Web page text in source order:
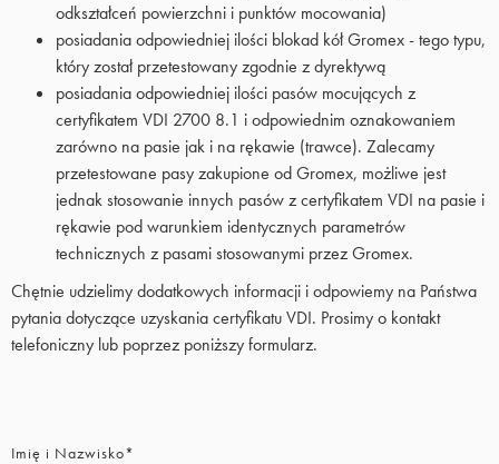
odkształceń powierzchni i punktów mocowania)
posiadania odpowiedniej ilości blokad kół Gromex - tego typu,
który został przetestowany zgodnie z dyrektywą
posiadania odpowiedniej ilości pasów mocujących z
certyfikatem VDI 2700 8.1 i odpowiednim oznakowaniem
zarówno na pasie jak i na rękawie (trawce). Zalecamy
przetestowane pasy zakupione od Gromex, możliwe jest
jednak stosowanie innych pasów z certyfikatem VDI na pasie i
rękawie pod warunkiem identycznych parametrów
technicznych z pasami stosowanymi przez Gromex.
Chętnie udzielimy dodatkowych informacji i odpowiemy na Państwa
pytania dotyczące uzyskania certyfikatu VDI. Prosimy o kontakt
telefoniczny lub poprzez poniższy formularz.
Imię i Nazwisko*